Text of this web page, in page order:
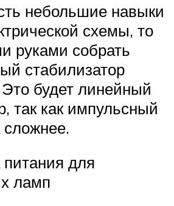
небольшие навыки
схемы, то
руками собрать
стабилизатор
будет линейный
так как импульсный
сложнее.
для
ламп